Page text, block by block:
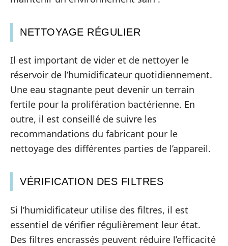
NETTOYAGE RÉGULIER
Il est important de vider et de nettoyer le
réservoir de l’humidificateur quotidiennement.
Une eau stagnante peut devenir un terrain
fertile pour la prolifération bactérienne. En
outre, il est conseillé de suivre les
recommandations du fabricant pour le
nettoyage des différentes parties de l’appareil.
VÉRIFICATION DES FILTRES
Si l’humidificateur utilise des filtres, il est
essentiel de vérifier régulièrement leur état.
Des filtres encrassés peuvent réduire l’efficacité